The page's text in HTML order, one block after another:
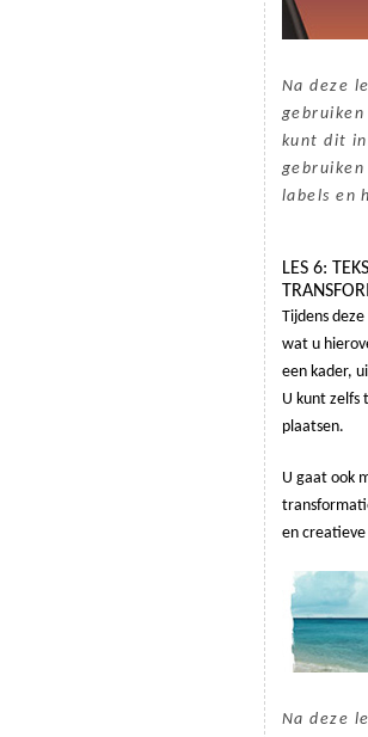
Na deze
kunt dit
labels en
LES 6:
Tijdens
wat u
een kader,
U kunt zelfs
plaatsen.
U gaat ook
en
Na deze